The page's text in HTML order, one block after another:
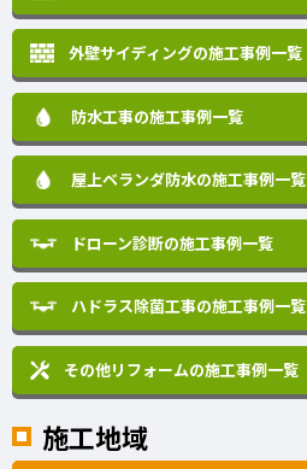
外壁サイディングの施工事例一覧
防水工事の施工事例一覧
屋上ベランダ防水の施工事例一覧
ドローン診断の施工事例一覧
ハドラス除菌工事の施工事例一覧
その他リフォームの施工事例一覧
施工地域